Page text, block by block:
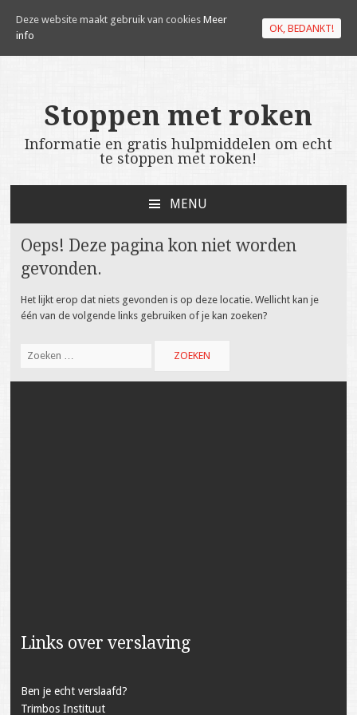
Stoppen met roken
Informatie en gratis hulpmiddelen om echt
te stoppen met roken!
MENU
Oeps! Deze pagina kon niet worden
gevonden.
Het lijkt erop dat niets gevonden is op deze locatie. Wellicht kan je
één van de volgende links gebruiken of je kan zoeken?
Links over verslaving
Ben je echt verslaafd?
Trimbos Instituut
Deze website maakt gebruik van cookies Meer
info
OK, BEDANKT!